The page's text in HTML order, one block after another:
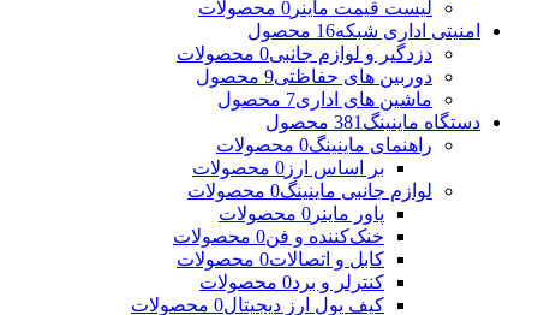
لیست قیمت ماینر 0 محصولات
امنیتی اداری شبکه16 محصول
دزدگیر و لوازم جانبی0 محصولات
دوربین های حفاظتی9 محصول
ماشین های اداری7 محصول
دستگاه ماینینگ 381 محصول
راهنمای ماینینگ0 محصولات
بر اساس ارز 0 محصولات
لوازم جانبی ماینینگ0 محصولات
پاور ماینر 0 محصولات
خنک‌کننده و فن0 محصولات
کابل و اتصالات0 محصولات
کنترلر و برد0 محصولات
کیف پول ارز دیجیتال0 محصولات